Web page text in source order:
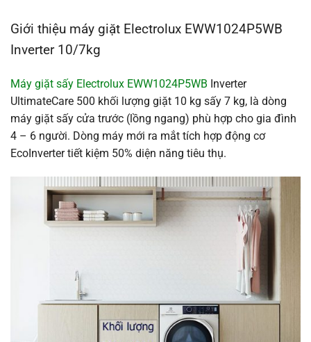
Giới thiệu máy giặt Electrolux EWW1024P5WB
Inverter 10/7kg
Máy giặt sấy Electrolux EWW1024P5WB Inverter
UltimateCare 500 khối lượng giặt 10 kg sấy 7 kg, là dòng
máy giặt sấy cửa trước (lồng ngang) phù hợp cho gia đình
4 – 6 người. Dòng máy mới ra mắt tích hợp động cơ
EcoInverter tiết kiệm 50% diện năng tiêu thụ.